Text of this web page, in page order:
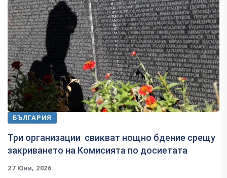
БЪЛГАРИЯ
Три организации свикват нощно бдение срещу
закриването на Комисията по досиетата
27 Юни, 2026